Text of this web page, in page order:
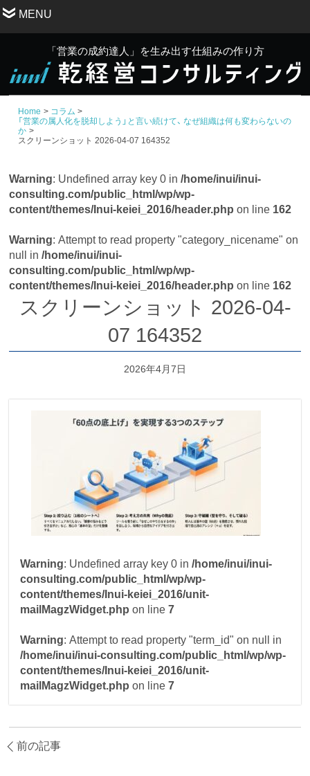
MENU
「営業の成約達人」を生み出す仕組みの作り方
Home
コラム
「営業の属人化を脱却しよう」と言い続けて、 なぜ組織は何も変わらないの
か
スクリーンショット 2026-04-07 164352
Warning : Undefined array key 0 in/home/inui/inui-
consulting.com/public_html/wp/wp-
content/themes/Inui-keiei_2016/header.php on line 162
Warning: Attempt to read property "category_nicename" on
null in/home/inui/inui-
consulting.com/public_html/wp/wp-
content/themes/Inui-keiei_2016/header.php on line 162
スクリーンショット 2026-04-
07 164352
2026年4月7日
Warning : Undefined array key 0 in/home/inui/inui-
consulting.com/public_html/wp/wp-
content/themes/Inui-keiei_2016/unit-
mailMagzWidget.php on line7
Warning : Attempt to read property "term_id" on null in
/home/inui/inui-consulting.com/public_html/wp/wp-
content/themes/Inui-keiei_2016/unit-
mailMagzWidget.php on line7
前の記事